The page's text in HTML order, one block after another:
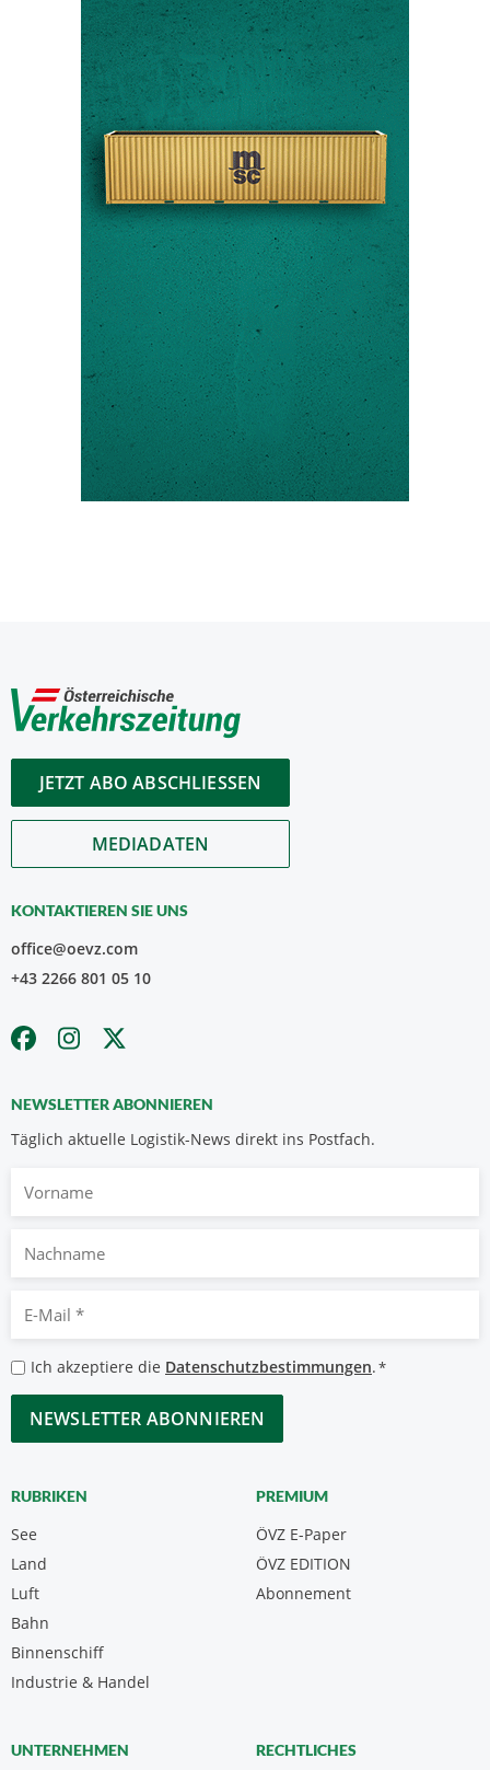
JETZT ABO ABSCHLIESSEN
MEDIADATEN
KONTAKTIEREN SIE UNS
office@oevz.com
+43 2266 801 05 10
NEWSLETTER ABONNIEREN
Täglich aktuelle Logistik-News direkt ins Postfach.
Nachname
Mail
*
Datenschutzbestimmungen
*
Ich akzeptiere die Datenschutzbestimmungen.*
CAPTCHA
RUBRIKEN
See
Land
Luft
Bahn
Binnenschiff
Industrie & Handel
PREMIUM
ÖVZ E-Paper
Abonnement
ÖVZ EDITION
UNTERNEHMEN RECHTLICHES